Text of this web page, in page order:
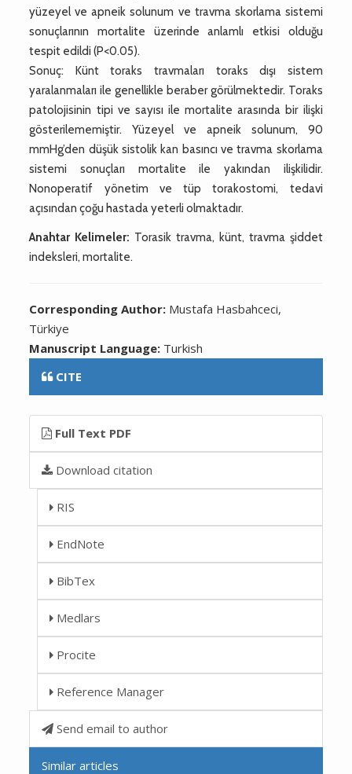
yüzeyel ve apneik solunum ve travma skorlama sistemi
sonuçlarının mortalite üzerinde anlamlı etkisi olduğu
tespit edildi (P<0.05).
Sonuç: Künt toraks travmaları toraks dışı sistem
yaralanmaları ile genellikle beraber görülmektedir. Toraks
patolojisinin tipi ve sayısı ile mortalite arasında bir ilişki
gösterilememiştir. Yüzeyel ve apneik solunum, 90
mmHg’den düşük sistolik kan basıncı ve travma skorlama
sistemi sonuçları mortalite ile yakından ilişkilidir.
Nonoperatif yönetim ve tüp torakostomi, tedavi
açısından çoğu hastada yeterli olmaktadır.
Anahtar Kelimeler: Torasik travma, künt, travma şiddet
indeksleri, mortalite.
Corresponding Author: Mustafa Hasbahceci,
Türkiye
Manuscript Language: Turkish
CITE
Full Text PDF
Download citation
RIS
EndNote
BibTex
Medlars
Procite
Reference Manager
Send email to author
Similar articles